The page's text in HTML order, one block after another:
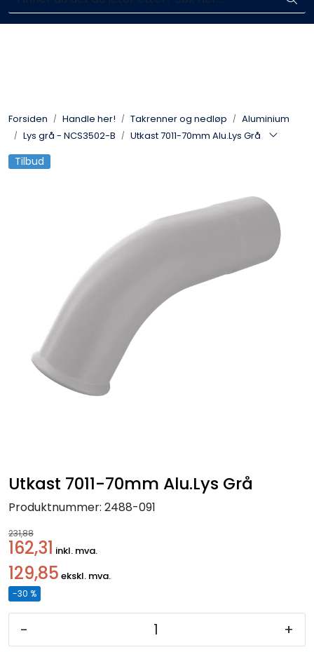
Skip to main contentEnkelt kjøp, hentes i butikk (Sandefjord)
Forsiden Handle her! Takrenner og nedløp
Aluminium
Lys grå - NCS3502-B
Utkast 7011-70mm Alu.Lys Grå
Tilbud
Utkast 7011-70mm Alu.Lys Grå
Produktnummer: 2488-091
231,88
162,31 inkl. mva.
129,85 ekskl. mva.
-30 %
- +
Taktekking
FOAMGLAS®
Våre leverandører
Handle her!
Kunngjøringer!